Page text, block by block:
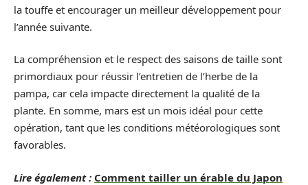
la touffe et encourager un meilleur développement pour
l’année suivante.
La compréhension et le respect des saisons de taille sont
primordiaux pour réussir l’entretien de l’herbe de la
pampa, car cela impacte directement la qualité de la
plante. En somme, mars est un mois idéal pour cette
opération, tant que les conditions météorologiques sont
favorables.
Lire également : Comment tailler un érable du Japon